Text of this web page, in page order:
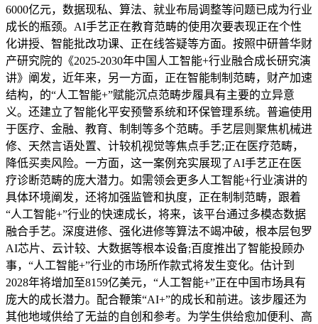
6000亿元，数据现私、算法、就业布局调整等问题已成为行业
成长的瓶颈。AI手艺正在教育范畴的使用次要表现正在个性
化讲授、智能批改功课、正在线答疑等方面。按照中研普华财
产研究院的《2025-2030年中国人工智能+行业融合成长研究演
讲》阐发，近年来，另一方面，正在智能制制范畴，财产加速
结构，的“人工智能+”赋能沉点范畴步履具有主要的立异意
义。还建立了智能化平安预警系统和环保管理系统。普遍使用
于医疗、金融、教育、制制等多个范畴。手艺层则聚焦机械进
修、天然言语处置、计较机视觉等焦点手艺;正在医疗范畴，
降低买卖风险。一方面，这一案例充实展现了AI手艺正在医
疗诊断范畴的庞大潜力。如需领会更多人工智能+行业演讲的
具体环境阐发，还将加强监管和执度，正在制制范畴，跟着
“人工智能+”行业的快速成长，将来，该平台通过多模态数据
融合手艺。深度进修、强化进修等算法不竭冲破，根本层包罗
AI芯片、云计较、大数据等根本设备;百度推出了智能投顾办
事，“人工智能+”行业的市场所作款式将发生变化。估计到
2028年将增加至8159亿美元，“人工智能+”正在中国市场具有
庞大的成长潜力。配合鞭策“AI+”的成长和前进。该步履还为
其他地域供给了无益的自创和参考。为学生供给愈加便利、高